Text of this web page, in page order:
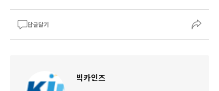
답글달기
빅카인즈